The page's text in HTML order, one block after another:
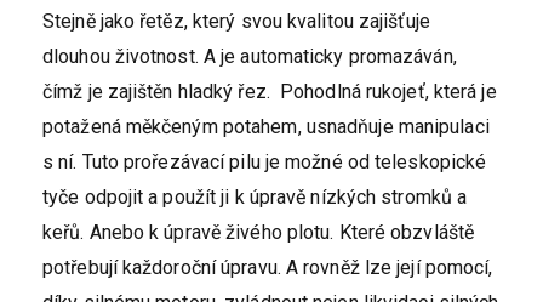
Stejně jako řetěz, který svou kvalitou zajišťuje
dlouhou životnost. A je automaticky promazáván,
čímž je zajištěn hladký řez. Pohodlná rukojeť, která je
potažená měkčeným potahem, usnadňuje manipulaci
s ní. Tuto prořezávací pilu je možné od teleskopické
tyče odpojit a použít ji k úpravě nízkých stromků a
keřů. Anebo k úpravě živého plotu. Které obzvláště
potřebují každoroční úpravu. A rovněž lze její pomocí,